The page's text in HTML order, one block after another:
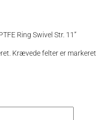
Ring Swivel Str. 11”
Krævede felter er markeret